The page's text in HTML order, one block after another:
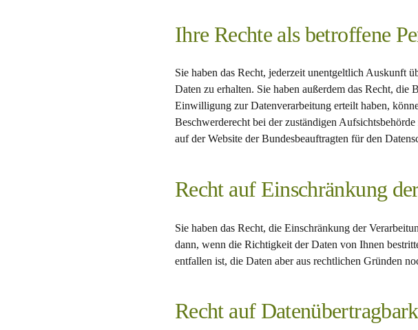
Ihre Rechte als betroffene
Sie haben das Recht, jederzeit unentgeltlich Auskunft
Daten zu erhalten. Sie haben außerdem das Recht,
Einwilligung zur Datenverarbeitung erteilt haben,
Beschwerderecht bei der zuständigen
auf der Website der Bundesbeauftragten für den
Recht auf Einschränkung
Sie haben das Recht, die Einschränkung der
dann, wenn die Richtigkeit der Daten von Ihnen
entfallen ist, die Daten aber aus rechtlichen Gründen
Recht auf